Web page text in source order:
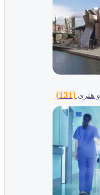
(131)